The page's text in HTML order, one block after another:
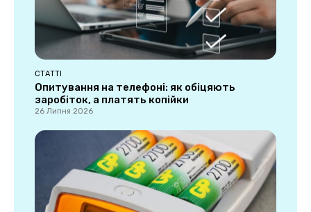
СТАТТІ
Опитування на телефоні: як обіцяють
заробіток, а платять копійки
26 Липня 2026